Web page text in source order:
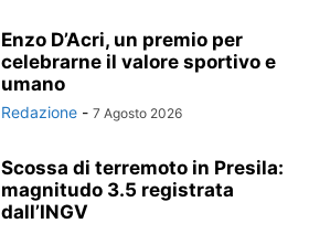
Enzo D’Acri, un premio per
celebrarne il valore sportivo e
umano
Redazione - 7 Agosto 2026
Scossa di terremoto in Presila:
magnitudo 3.5 registrata
dall’INGV